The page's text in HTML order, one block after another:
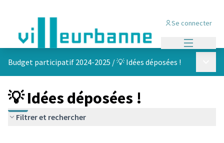
Se connecter
Budget participatif 2024-2025 /💡 Idées déposées !
💡 Idées déposées !
Filtrer et rechercher